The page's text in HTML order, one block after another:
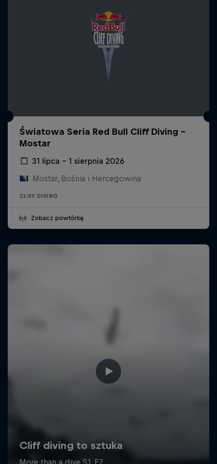
Światowa Seria Red Bull Cliff Diving -
Mostar
31 lipca – 1 sierpnia 2026
Mostar, Bośnia i Hercegowina
CLIFF DIVING
Zobacz powtórkę